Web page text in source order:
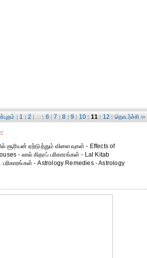
| 1 | 2 | ... | 6 | 7 | 8 | 9 | 10 | 11 | 12 | தொடர்ச்சி ››
சூரியன் ஏற்டுத்தும் விளைவுகள் - Effects of
- லால் கிதாப் பரிகாரங்கள் - Lal Kitab
ப‌ரிகார‌ங்க‌ள் - Astrology Remedies - Astrology